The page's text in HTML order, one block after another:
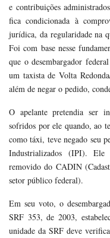
e contribuições
fica condicionada à
jurídica, da regularidade na
Foi com base nesse
que o desembargador
um taxista de Volta
além de negar o pedido,
O apelante pretendia ser
sofridos por ele quando, ao
como táxi, teve negado seu
Industrializados (IPI). Ele
removido do CADIN
setor público federal).
Em seu voto, o
SRF 353, de 2003,
unidade da SRF deve